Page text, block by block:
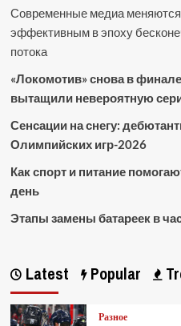
Современные медиа
эффективным в эпоху
потока
«Локомотив» снова в
вытащили невероятную
Сенсации на снегу:
Олимпийских игр-2026
Как спорт и питание
день
Этапы замены батареек в
Latest Popular
Разное